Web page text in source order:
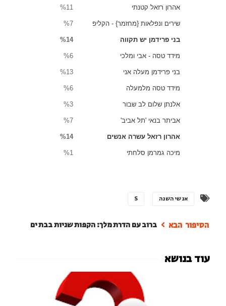
אהרון רזאל קטנתי %11
שירים ונפלאות {מחזמר} - הקליפ %7
בני פרידמן יש תקווה %14
מידד טסה - אבי ומלכי %6
בני פרידמן מעלה אני %13
מידד טסה מלמעלה %6
אלנתן שלום לב שבור %3
אביתר בנאי 'תל אביב' %7
אהרון רזאל עשרה אנשים %14
מיכה גמרמן סלחתי %1
אנשי השנה S
ברוב עם הדרת מלך: הקפות שניות בבת ים